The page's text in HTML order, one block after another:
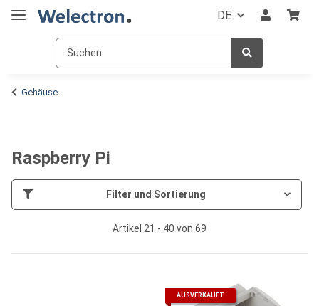
DE
Gehäuse
Raspberry Pi
Filter und Sortierung
Artikel 21 - 40 von 69
AUSVERKAUFT